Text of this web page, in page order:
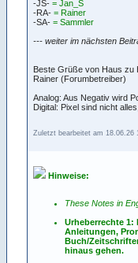
-JS- = Jan_S
-RA- = Rainer
-SA- = Sammler
--- weiter im nächsten
Beste Grüße von Haus zu
Rainer (Forumbetreiber)
Analog: Aus Negativ wird
Digital: Pixel sind nicht
Zuletzt bearbeitet am 18.06.26
Hinweise:
These Notes in
Urheberrechte 1:
Anleitungen,
Buch/
hinaus gehen.